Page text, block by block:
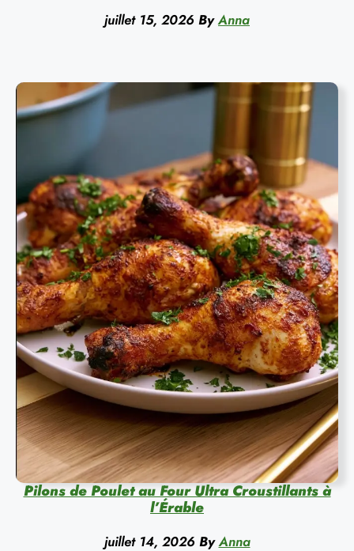
juillet 15, 2026 By Anna
Pilons de Poulet au Four Ultra Croustillants à
l’Érable
juillet 14, 2026 By Anna